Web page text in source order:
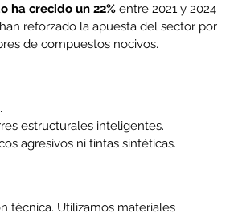
ha crecido un 22% entre 2021 y 2024
han reforzado la apuesta del sector por
de compuestos nocivos.
estructurales inteligentes.
agresivos ni tintas sintéticas.
técnica. Utilizamos materiales